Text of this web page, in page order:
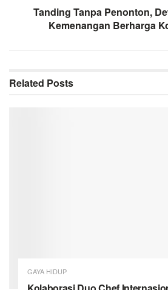
Tanding Tanpa Penonton,
Kemenangan Berharga
Related Posts
GAYA HIDUP